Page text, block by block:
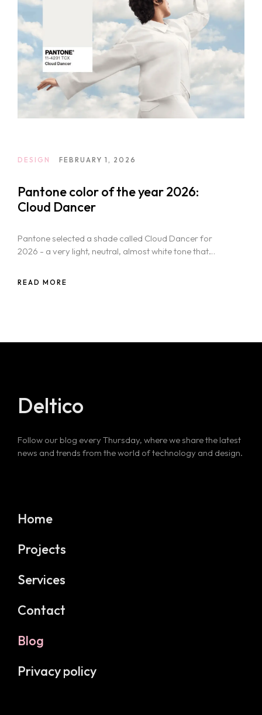
DESIGN FEBRUARY 1, 2026
Pantone color of the year 2026:
Cloud Dancer
Pantone selected a shade called Cloud Dancer for
2026 - a very light, neutral, almost white tone that
READ MORE
Deltico
Follow our blog every Thursday, where we share the latest
news and trends from the world of technology and design.
Home
Projects
Services
Contact
Blog
Privacy policy